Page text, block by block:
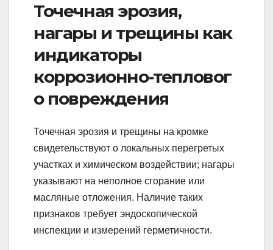
Точечная эрозия,
нагары и трещины как
индикаторы
коррозионно‑тепловог
о повреждения
Точечная эрозия и трещины на кромке
свидетельствуют о локальных перегретых
участках и химическом воздействии; нагары
указывают на неполное сгорание или
масляные отложения. Наличие таких
признаков требует эндоскопической
инспекции и измерений герметичности.